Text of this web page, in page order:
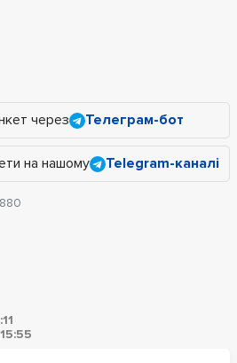
через Телеграм-бот
на нашому Telegram-каналі